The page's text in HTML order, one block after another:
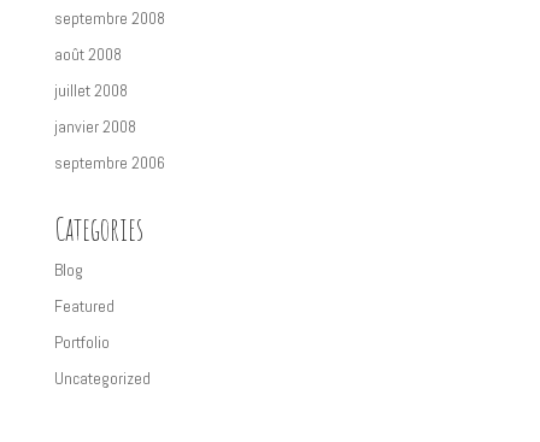
septembre 2008
août 2008
juillet 2008
janvier 2008
septembre 2006
Categories
Blog
Featured
Portfolio
Uncategorized